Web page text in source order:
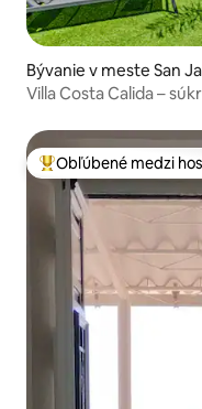
Bývanie v meste San
Villa Costa Calida –
Najobľúbenejšie
Obľúbené medzi